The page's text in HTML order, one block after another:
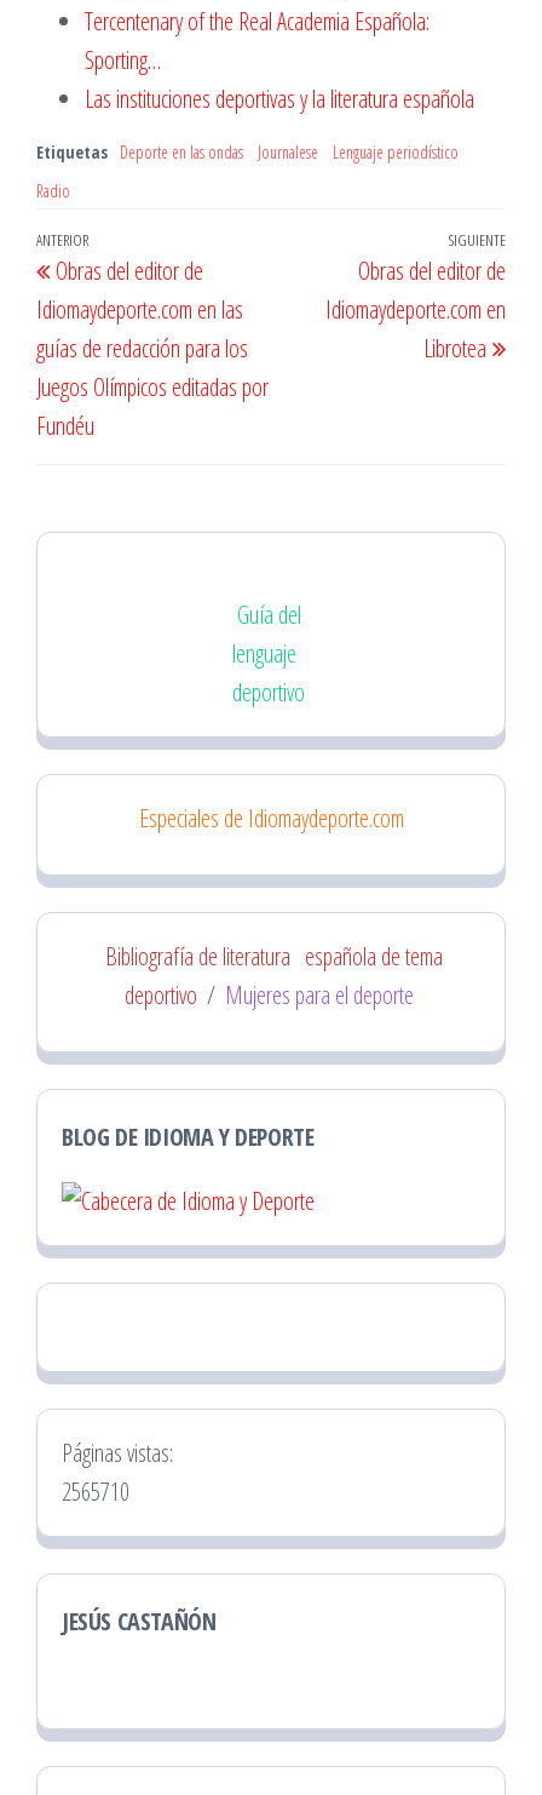
Tercentenary of the Real Academia Española:
Sporting…
Las instituciones deportivas y la literatura española
Etiquetas Deporte en las ondas Journalese
Lenguaje periodístico
Radio
Navegación
de
entradas
Entrada
anterior
ANTERIOR
Obras del editor de
Idiomaydeporte.com en las
guías de redacción para los
Juegos Olímpicos editadas por
Fundéu
SIGUIENTE
Obras del editor de
Idiomaydeporte.com en
Librotea
Guía del
lenguaje
deportivo
Especiales de Idiomaydeporte.com
Bibliografía de literatura española de tema
deportivo / Mujeres para el deporte
BLOG DE IDIOMA Y DEPORTE
Páginas vistas:
2565710
JESÚS CASTAÑÓN